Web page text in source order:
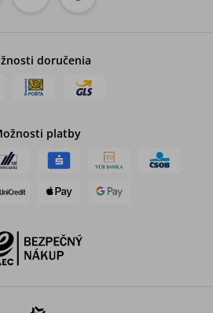
doručenia
platby